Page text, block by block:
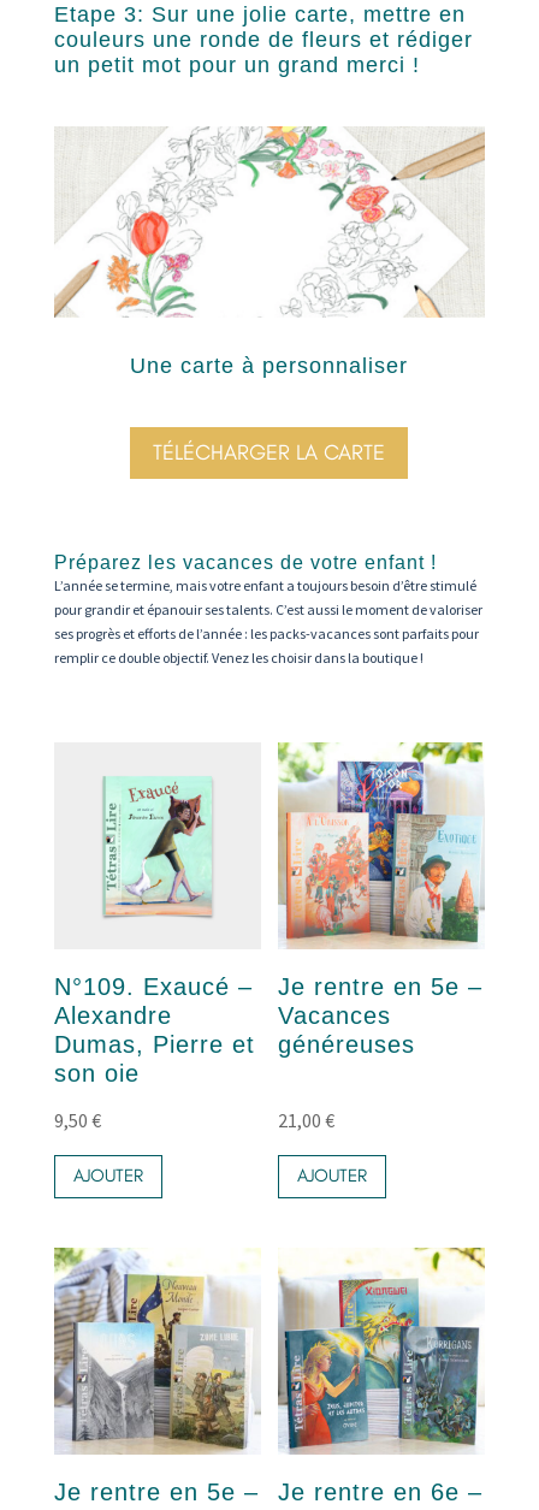
Etape 3: Sur une jolie carte, mettre en
couleurs une ronde de fleurs et rédiger
un petit mot pour un grand merci !
Une carte à personnaliser
TÉLÉCHARGER LA CARTE
Préparez les vacances de votre enfant !
L’année se termine, mais votre enfant a toujours besoin d’être stimulé
pour grandir et épanouir ses talents. C’est aussi le moment de valoriser
ses progrès et efforts de l’année : les packs-vacances sont parfaits pour
remplir ce double objectif. Venez les choisir dans la boutique !
N°109. Exaucé –
Alexandre
Dumas, Pierre et
son oie
9,50 €
AJOUTER
Je rentre en 5e –
Vacances
généreuses
21,00€
AJOUTER
Je rentre en 5e –
Je rentre en 6e –